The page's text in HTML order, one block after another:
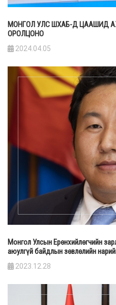
МОНГОЛ УЛС ШХАБ-Д ЦААШИД
ОРОЛЦОНО
2024.04.05
Монгол Улсын Ерөнхийлөгчийн
аюулгүй байдлын зөвлөлийн
2023.12.28